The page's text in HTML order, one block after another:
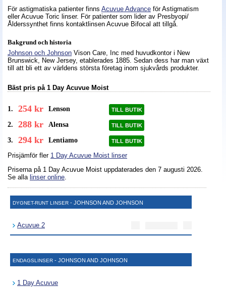
För astigmatiska patienter finns Acuvue Advance för Astigmatism
eller Acuvue Toric linser. För patienter som lider av Presbyopi/
Ålderssynthet finns kontaktlinsen Acuvue Bifocal att tillgå.
Bakgrund och historia
Johnson och Johnson Vison Care, Inc med huvudkontor i New
Brunswick, New Jersey, etablerades 1885. Sedan dess har man växt
till att bli ett av världens största företag inom sjukvårds produkter.
Bäst pris på 1 Day Acuvue Moist
1. 254 kr Lenson TILL BUTIK
2. 288 kr Alensa TILL BUTIK
3. 294 kr Lentiamo TILL BUTIK
Prisjämför fler 1 Day Acuvue Moist linser
Priserna på 1 Day Acuvue Moist uppdaterades den 7 augusti 2026
Se alla linser online
DYGNET-RUNT LINSER - JOHNSON AND JOHNSON
Acuvue 2
ENDAGSLINSER - JOHNSON AND JOHNSON
1 Day Acuvue